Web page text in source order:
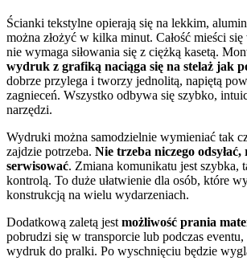
Ścianki tekstylne opierają się na lekkim,
można złożyć w kilka minut. Całość mieści
nie wymaga siłowania się z ciężką kasetą.
wydruk z grafiką naciąga się na stelaż jak
dobrze przylega i tworzy jednolitą, napiętą
zagnieceń. Wszystko odbywa się szybko,
narzędzi.
Wydruki można samodzielnie wymieniać tak
zajdzie potrzeba. Nie trzeba niczego
serwisować. Zmiana komunikatu jest szybka,
kontrolą. To duże ułatwienie dla osób, które
konstrukcją na wielu wydarzeniach.
Dodatkową zaletą jest możliwość prania
pobrudzi się w transporcie lub podczas
wydruk do pralki. Po wyschnięciu będzie